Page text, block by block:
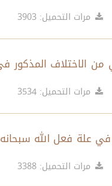
مرات التحميل: 3903
من الاختلاف
مرات التحميل: 3534
في علة فعل الله
مرات التحميل: 3388